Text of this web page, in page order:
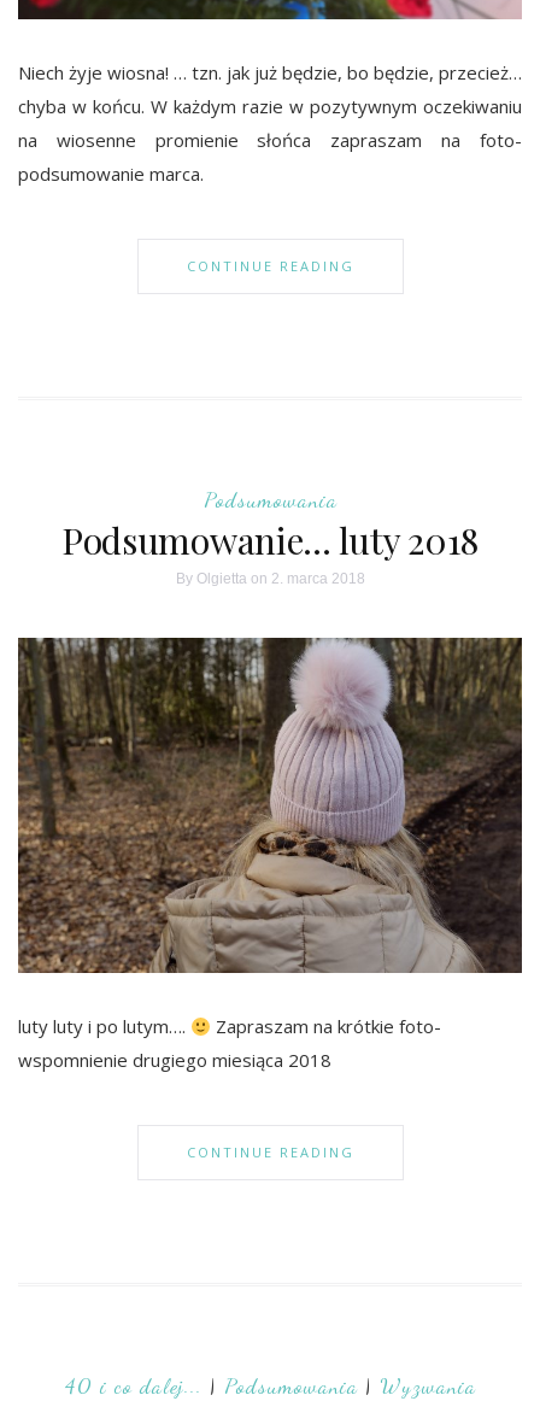
Niech żyje wiosna! … tzn. jak już będzie, bo będzie, przecież…
chyba w końcu. W każdym razie w pozytywnym oczekiwaniu
na wiosenne promienie słońca zapraszam na foto-
podsumowanie marca.
CONTINUE READING
Podsumowania
Podsumowanie… luty 2018
By Olgietta on 2. marca 2018
luty luty i po lutym….
Zapraszam na krótkie foto-
wspomnienie drugiego miesiąca 2018
CONTINUE READING
40 i co dalej... | Podsumowania| Wyzwania